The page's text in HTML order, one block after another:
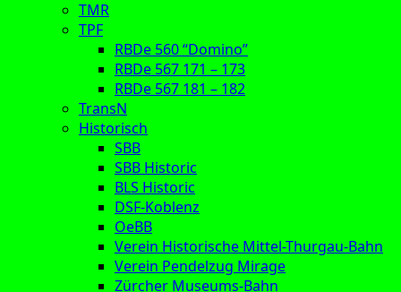
TMR
TPF
RBDe 560 “Domino”
RBDe 567 171 – 173
RBDe 567 181 – 182
TransN
Historisch
SBB
SBB Historic
BLS Historic
DSF-Koblenz
OeBB
Verein Historische Mittel-Thurgau-Bahn
Verein Pendelzug Mirage
Zürcher Museums-Bahn